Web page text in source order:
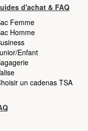
d'achat & FAQ
Femme
Homme
Enfant
un cadenas TSA